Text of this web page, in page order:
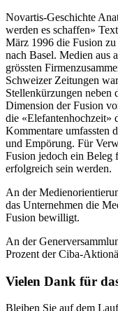
Novartis-Geschichte
werden es schaffen»
März 1996 die Fusion
nach Basel. Medien aus
grössten
Schweizer Zeitungen
Stellenkürzungen neben
Dimension der Fusion
die «Elefantenhochzeit»
Kommentare umfassten
und Empörung. Für
Fusion jedoch ein Beleg
erfolgreich sein werden.
An der
das Unternehmen die
Fusion bewilligt.
An der
Prozent der Ciba-
Vielen Dank für
Bleiben Sie auf dem